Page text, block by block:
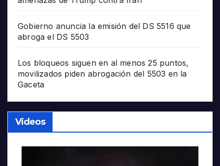
Gobierno anuncia la emisión del DS 5516 que
abroga el DS 5503
Los bloqueos siguen en al menos 25 puntos,
movilizados piden abrogación del 5503 en la
Gaceta
Videos